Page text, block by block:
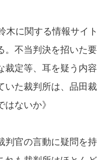
木に関する情報サイ
。不当判決を招いた
裁定等、耳を疑う内
いた裁判所は、品田
ないか》
判官の言動に疑問を